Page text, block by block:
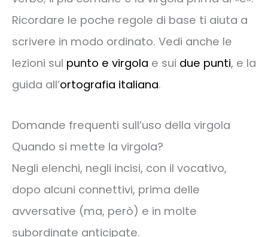
Ricordare le poche regole di base ti aiuta a
scrivere in modo ordinato. Vedi anche le
lezioni sul punto e virgola e sui due punti, e la
guida all’ortografia italiana.
Domande frequenti sull’uso della virgola
Quando si mette la virgola?
Negli elenchi, negli incisi, con il vocativo,
dopo alcuni connettivi, prima delle
avversative (ma, però) e in molte
subordinate anticipate.